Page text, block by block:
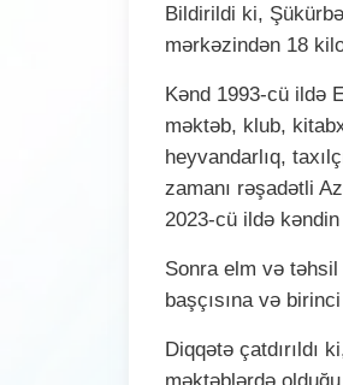
Bildirildi ki,
mərkəzindən 18
Kənd 1993-cü ildə
məktəb, klub,
heyvandarlıq,
zamanı rəşadətli
2023-cü ildə
Sonra elm və
başçısına və
Diqqətə çatdırıldı